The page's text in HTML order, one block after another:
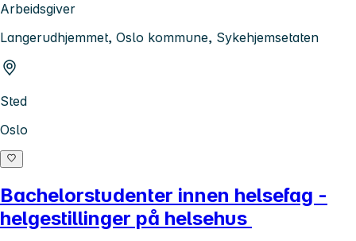
Arbeidsgiver
Langerudhjemmet, Oslo kommune, Sykehjemsetaten
Sted
Oslo
Bachelorstudenter innen helsefag -
helgestillinger på helsehus